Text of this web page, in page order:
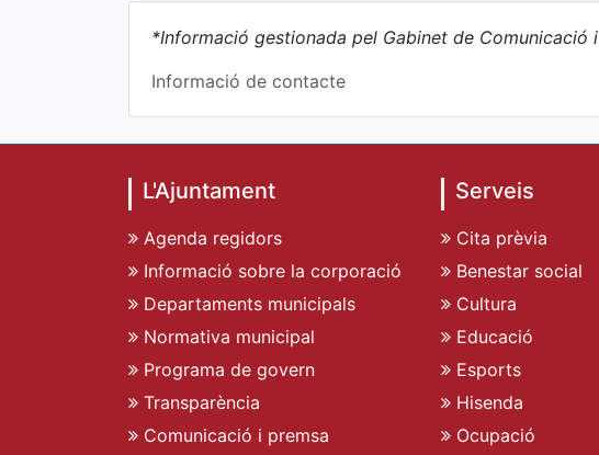
*Informació gestionada pel Gabinet de Comunicació
Informació de contacte
L'Ajuntament
Agenda regidors
Informació sobre la corporació
Departaments municipals
Normativa municipal
Programa de govern
Transparència
Comunicació i premsa
Serveis
Cita prèvia
Benestar social
Cultura
Educació
Esports
Hisenda
Ocupació